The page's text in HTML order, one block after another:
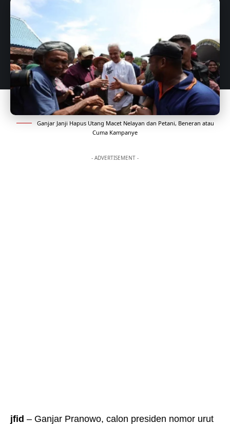
Ganjar Janji Hapus Utang Macet Nelayan dan Petani, Beneran atau
Cuma Kampanye
- ADVERTISEMENT -
jfid – Ganjar Pranowo, calon presiden nomor urut